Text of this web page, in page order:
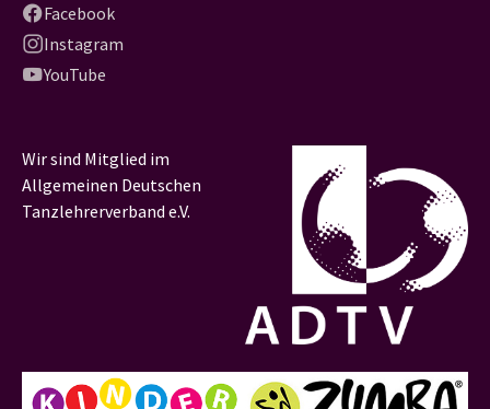
Facebook
Instagram
YouTube
Wir sind Mitglied im
Allgemeinen Deutschen
Tanzlehrerverband e.V.